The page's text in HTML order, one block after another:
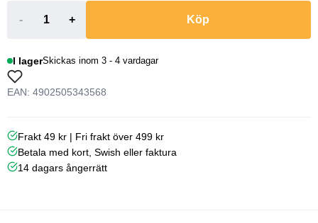
- + Köp
I lagerSkickas inom 3 - 4 vardagar
EAN: 4902505343568
Frakt 49 kr | Fri frakt över 499 kr
Betala med kort, Swish eller faktura
14 dagars ångerrätt